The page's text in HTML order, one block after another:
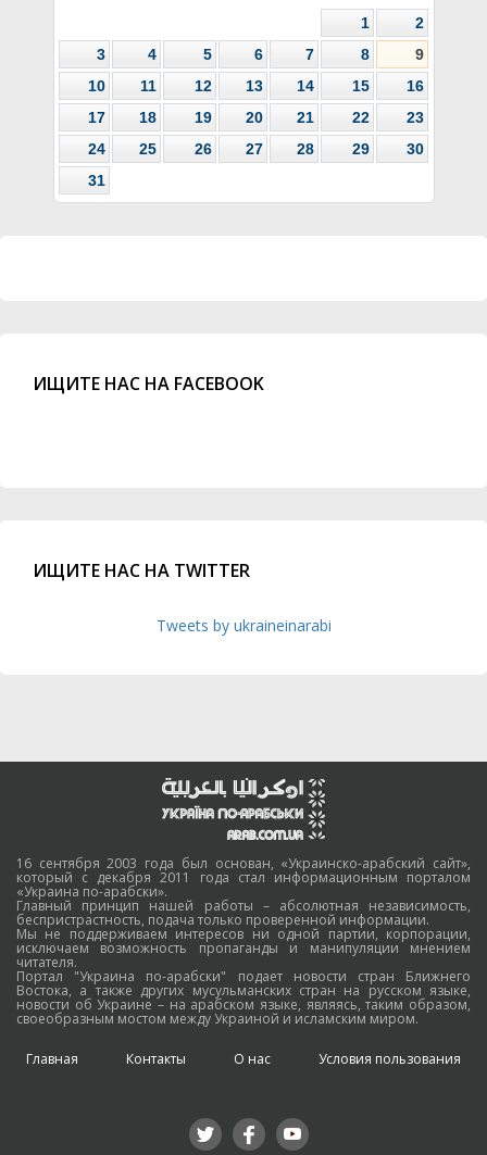
1
2
3
4 5 6 7 8
9
10
11 12 13 14 15
16
17
18 19 20 21 22
23
24
25 26 27 28 29
30
31
ИЩИТЕ НАС НА FACEBOOK
ИЩИТЕ НАС НА TWITTER
Tweets by ukraineinarabi
16 сентября 2003 года был основан, «Украинско-арабский сайт»,
который с декабря 2011 года стал информационным порталом
«Украина по-арабски».
Главный принцип нашей работы – абсолютная независимость,
беспристрастность, подача только проверенной информации.
Мы не поддерживаем интересов ни одной партии, корпорации,
исключаем возможность пропаганды и манипуляции мнением
читателя.
Портал "Украина по-арабски" подает новости стран Ближнего
Востока, а также других мусульманских стран на русском языке,
новости об Украине – на арабском языке, являясь, таким образом,
своеобразным мостом между Украиной и исламским миром.
Главная Контакты О нас Условия пользования